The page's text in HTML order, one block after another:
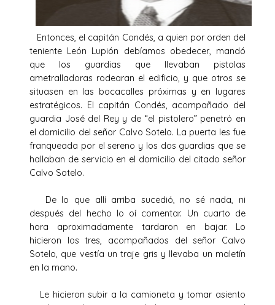
Entonces, el capitán Condés, a quien por orden del
teniente León Lupión debíamos obedecer, mandó
que los guardias que llevaban pistolas
ametralladoras rodearan el edificio, y que otros se
situasen en las bocacalles próximas y en lugares
estratégicos. El capitán Condés, acompañado del
guardia José del Rey y de “el pistolero” penetró en
el domicilio del señor Calvo Sotelo. La puerta les fue
franqueada por el sereno y los dos guardias que se
hallaban de servicio en el domicilio del citado señor
Calvo Sotelo.
De lo que allí arriba sucedió, no sé nada, ni
después del hecho lo oí comentar. Un cuarto de
hora aproximadamente tardaron en bajar. Lo
hicieron los tres, acompañados del señor Calvo
Sotelo, que vestía un traje gris y llevaba un maletín
en la mano.
Le hicieron subir a la camioneta y tomar asiento